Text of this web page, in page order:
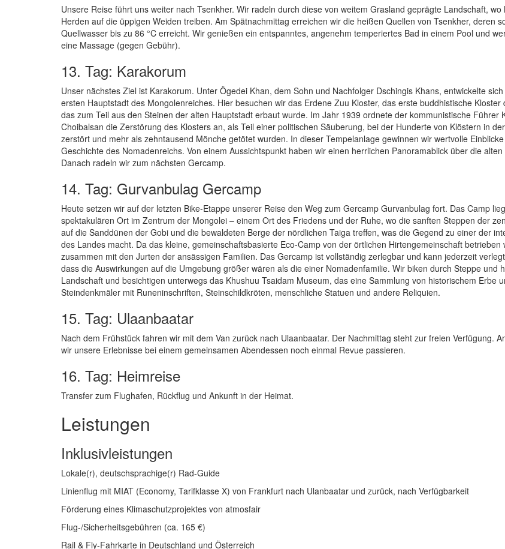
Unsere Reise führt uns weiter nach Tsenkher. Wir radeln durch diese von weitem Grasland geprägte Landschaft, wo
Herden auf die üppigen Weiden treiben. Am Spätnachmittag erreichen wir die heißen Quellen von Tsenkher, deren
Quellwasser bis zu 86 °C erreicht. Wir genießen ein entspanntes, angenehm temperiertes Bad in einem Pool und
eine Massage (gegen Gebühr).
13. Tag: Karakorum
Unser nächstes Ziel ist Karakorum. Unter Ögedei Khan, dem Sohn und Nachfolger Dschingis Khans, entwickelte
ersten Hauptstadt des Mongolenreiches. Hier besuchen wir das Erdene Zuu Kloster, das erste buddhistische Kloster
das zum Teil aus den Steinen der alten Hauptstadt erbaut wurde. Im Jahr 1939 ordnete der kommunistische Führer
Choibalsan die Zerstörung des Klosters an, als Teil einer politischen Säuberung, bei der Hunderte von Klöstern in
zerstört und mehr als zehntausend Mönche getötet wurden. In dieser Tempelanlage gewinnen wir wertvolle
Geschichte des Nomadenreichs. Von einem Aussichtspunkt haben wir einen herrlichen Panoramablick über die
Danach radeln wir zum nächsten Gercamp.
14. Tag: Gurvanbulag Gercamp
Heute setzen wir auf der letzten Bike-Etappe unserer Reise den Weg zum Gercamp Gurvanbulag fort. Das Camp
spektakulären Ort im Zentrum der Mongolei – einem Ort des Friedens und der Ruhe, wo die sanften Steppen der
auf die Sanddünen der Gobi und die bewaldeten Berge der nördlichen Taiga treffen, was die Gegend zu einer der
des Landes macht. Da das kleine, gemeinschaftsbasierte Eco-Camp von der örtlichen Hirtengemeinschaft betrieben
zusammen mit den Jurten der ansässigen Familien. Das Gercamp ist vollständig zerlegbar und kann jederzeit
dass die Auswirkungen auf die Umgebung größer wären als die einer Nomadenfamilie. Wir biken durch Steppe und
Landschaft und besichtigen unterwegs das Khushuu Tsaidam Museum, das eine Sammlung von historischem Erbe
Steindenkmäler mit Runeninschriften, Steinschildkröten, menschliche Statuen und andere Reliquien.
15. Tag: Ulaanbaatar
Nach dem Frühstück fahren wir mit dem Van zurück nach Ulaanbaatar. Der Nachmittag steht zur freien Verfügung.
wir unsere Erlebnisse bei einem gemeinsamen Abendessen noch einmal Revue passieren.
16. Tag: Heimreise
Transfer zum Flughafen, Rückflug und Ankunft in der Heimat.
Leistungen
Inklusivleistungen
Lokale(r), deutschsprachige(r) Rad-Guide
Linienflug mit MIAT (Economy, Tarifklasse X) von Frankfurt nach Ulanbaatar und zurück, nach Verfügbarkeit
Förderung eines Klimaschutzprojektes von atmosfair
Flug-/Sicherheitsgebühren (ca. 165 €)
Rail & Fly-Fahrkarte in Deutschland und Österreich